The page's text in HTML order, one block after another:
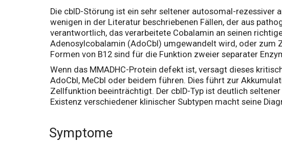
Die cblD-Störung ist ein sehr seltener autosomal-
wenigen in der Literatur beschriebenen Fällen, der aus
verantwortlich, das verarbeitete Cobalamin an seinen
Adenosylcobalamin (AdoCbl) umgewandelt wird, oder zum
Formen von B12 sind für die Funktion zweier separater
Wenn das MMADHC-Protein defekt ist, versagt dieses
AdoCbl, MeCbl oder beidem führen. Dies führt zur
Zellfunktion beeinträchtigt. Der cblD-Typ ist deutlich
Existenz verschiedener klinischer Subtypen macht seine
Symptome